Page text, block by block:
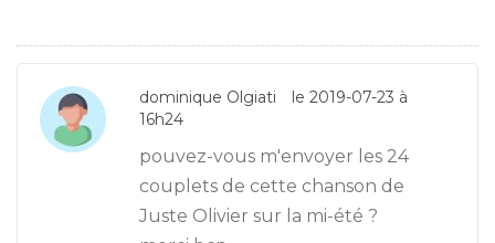
dominique Olgiati
le 2019-07-23 à
16h24
pouvez-vous m'envoyer les 24
couplets de cette chanson de
Juste Olivier sur la mi-été ?